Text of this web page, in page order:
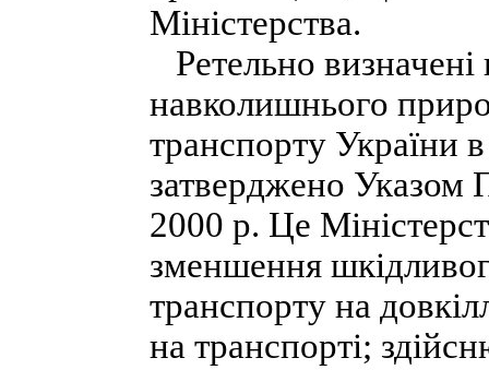
Міністерства.
Ретельно
навколишнього
транспорту України
затверджено Указом
2000 р. Це
зменшення
транспорту на
на транспорті;